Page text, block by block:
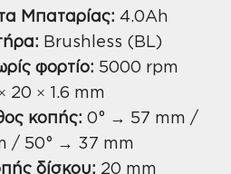
Μπαταρίας: 4.0Ah
Brushless (BL)
φορτίο: 5000 rpm
20 × 1.6 mm
κοπής: 0° → 57 mm /
/ 50° → 37 mm
δίσκου: 20 mm